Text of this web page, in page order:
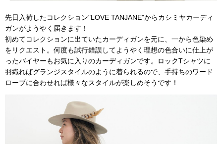
先日入荷したコレクション"LOVE TANJANE"からカシミヤカーディ
ガンがようやく届きます！
初めてコレクションに出ていたカーディガンを元に、一から色染め
をリクエスト。何度も試行錯誤してようやく理想の色合いに仕上が
ったバイヤーもお気に入りのカーディガンです。ロックTシャツに
羽織ればグランジスタイルのように着られるので、手持ちのワード
ローブに合わせれば様々なスタイルが楽しめそうです！